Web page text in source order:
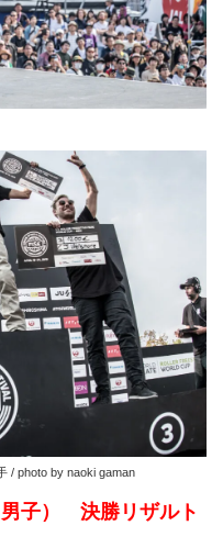
/ photo by naoki gaman
子） 決勝リザルト